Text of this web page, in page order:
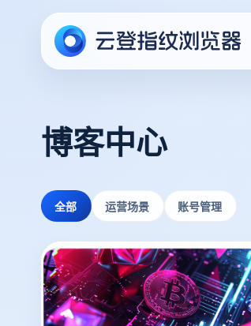
博客中心
全部 运营场景 账号管理